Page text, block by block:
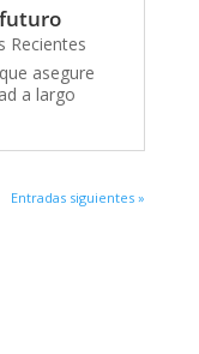
Recientes
asegure
a largo
Entradas siguientes »